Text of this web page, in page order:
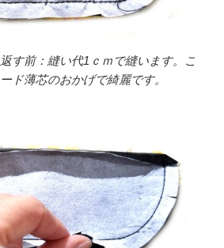
す前：縫い代1ｃｍで縫います。こ
ド薄芯のおかげで綺麗です。